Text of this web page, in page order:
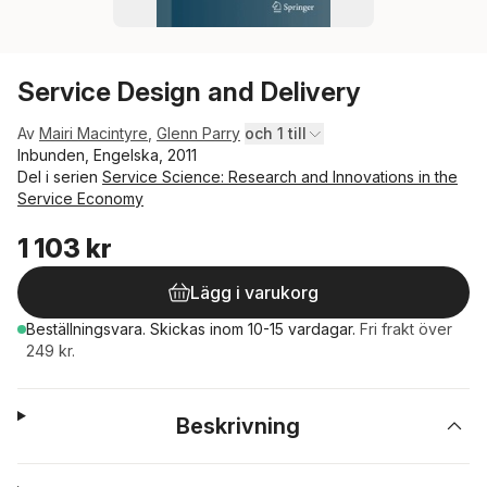
Service Design and Delivery
Av Mairi Macintyre Glenn Parry och 1 till
Inbunden, Engelska, 2011
Del i serien Service Science: Research and Innovations in the
Service Economy
1 103 kr
Lägg i varukorg
Beställningsvara. Skickas inom 10-15 vardagar. Fri frakt över
249 kr.
Beskrivning